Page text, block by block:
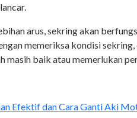
arus, sekring akan
memeriksa kondisi
masih baik atau memerlukan
Efektif dan Cara Ganti Aki